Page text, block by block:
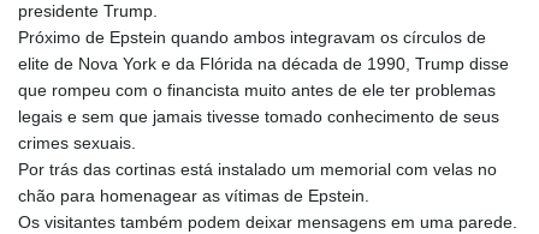
presidente Trump.
Próximo de Epstein quando ambos integravam os círculos de
elite de Nova York e da Flórida na década de 1990, Trump disse
que rompeu com o financista muito antes de ele ter problemas
legais e sem que jamais tivesse tomado conhecimento de seus
crimes sexuais.
Por trás das cortinas está instalado um memorial com velas no
chão para homenagear as vítimas de Epstein.
Os visitantes também podem deixar mensagens em uma parede.